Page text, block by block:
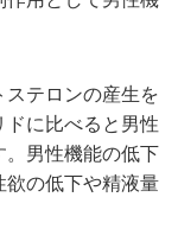
テロンの産生を
に比べると男性
男性機能の低下
欲の低下や精液量